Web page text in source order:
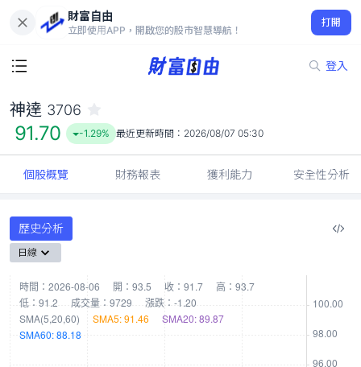
財富自由
立即使用APP，開啟您的股市智慧導航！
打開
登入
91.70
-1.29%
神達 3706
91.70 -1.29% 最近更新時間： 2026/08/07 05:30
個股概覽 財務報表 獲利能力 安全性分析
歷史分析
日線